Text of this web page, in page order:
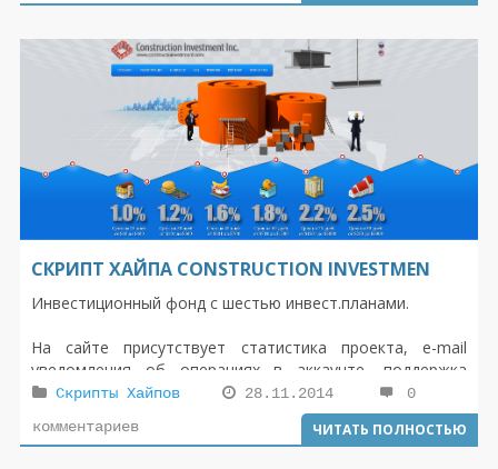
СКРИПТ ХАЙПА CONSTRUCTION INVESTMEN
Инвестиционный фонд с шестью инвест.планами.
На сайте присутствует статистика проекта, e-mail
уведомления об операциях в аккаунте, поддержка
подключения SSL сертификата безопасности.
Есть возможность использовать два языка русский и
Скрипты Хайпов 28.11.2014
0
комментариев
ЧИТАТЬ ПОЛНОСТЬЮ